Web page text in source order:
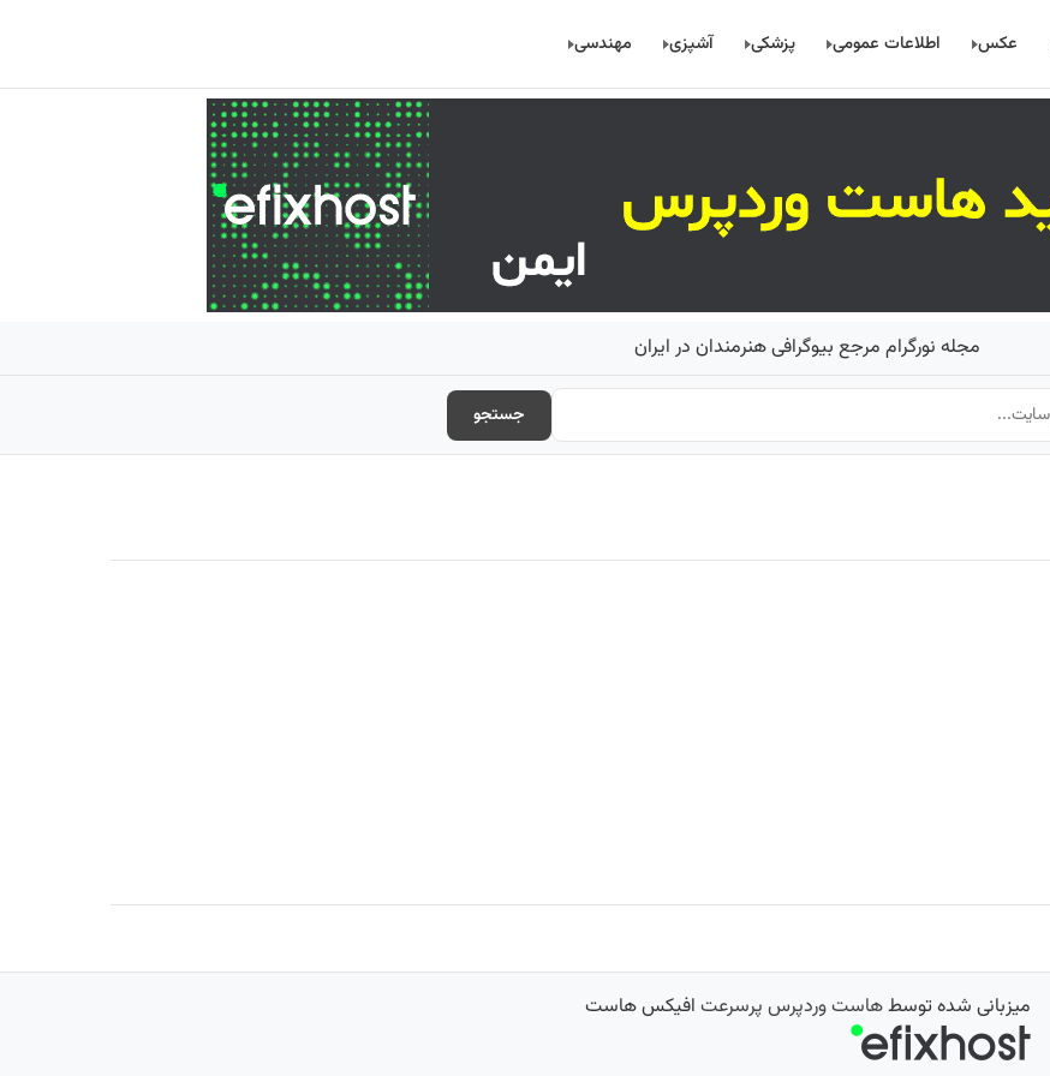
عکس اطلاعات عمومی پزشکی آشپزی مهندسی
مجله نورگرام مرجع بیوگرافی هنرمندان در ایران
جستجو
میزبانی شده توسطهاست وردپرس پرسرعت افیکس هاست